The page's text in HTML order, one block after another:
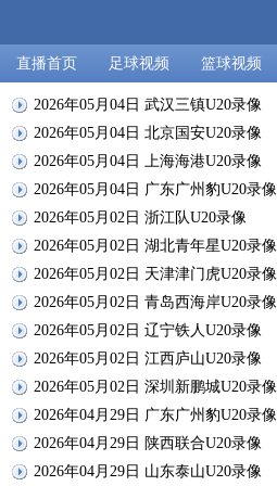
直播首页 足球视频 篮球视频
2026年05月04日 武汉三镇U20录像
2026年05月04日 北京国安U20录像
2026年05月04日 上海海港U20录像
2026年05月04日 广东广州豹U20录像
2026年05月02日 浙江队U20录像
2026年05月02日 湖北青年星U20录像
2026年05月02日 天津津门虎U20录像
2026年05月02日 青岛西海岸U20录像
2026年05月02日 辽宁铁人U20录像
2026年05月02日 江西庐山U20录像
2026年05月02日 深圳新鹏城U20录像
2026年04月29日 广东广州豹U20录像
2026年04月29日 陕西联合U20录像
2026年04月29日 山东泰山U20录像